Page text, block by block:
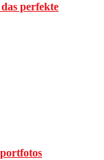
perfekte